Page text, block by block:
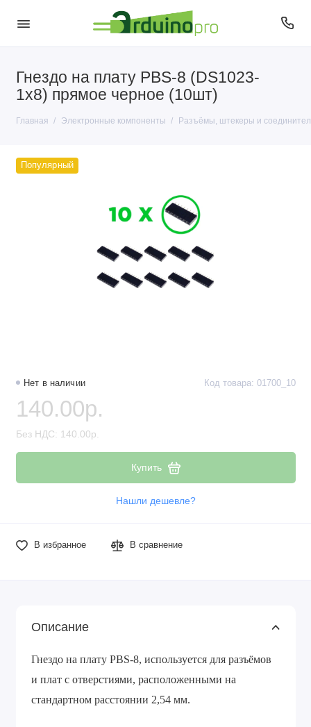
Гнездо на плату PBS-8 (DS1023-
1x8) прямое черное (10шт)
Главная Электронные компоненты Разъёмы, штекеры и
Антенны
Датчики
Кварцы
Резисторы
Реле
Стабилизаторы питания
Транзисторы
Популярный
Нет в наличии Код товара: 01700_10
140.00р.
Без НДС: 140.00р.
Купить
Нашли дешевле?
В избранное В сравнение
Описание
Гнездо на плату PBS-8, используется для разъёмов
и плат с отверстиями, расположенными на
стандартном расстоянии 2,54 мм.